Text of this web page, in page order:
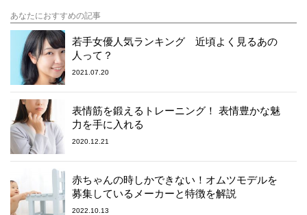
あなたにおすすめの記事
若手女優人気ランキング 近頃よく見るあの
人って？
2021.07.20
表情筋を鍛えるトレーニング！ 表情豊かな魅
力を手に入れる
2020.12.21
赤ちゃんの時しかできない！オムツモデルを
募集しているメーカーと特徴を解説
2022.10.13